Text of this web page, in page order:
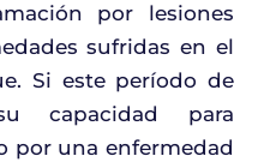
por lesiones
sufridas en el
Si este período de
capacidad para
por una enfermedad